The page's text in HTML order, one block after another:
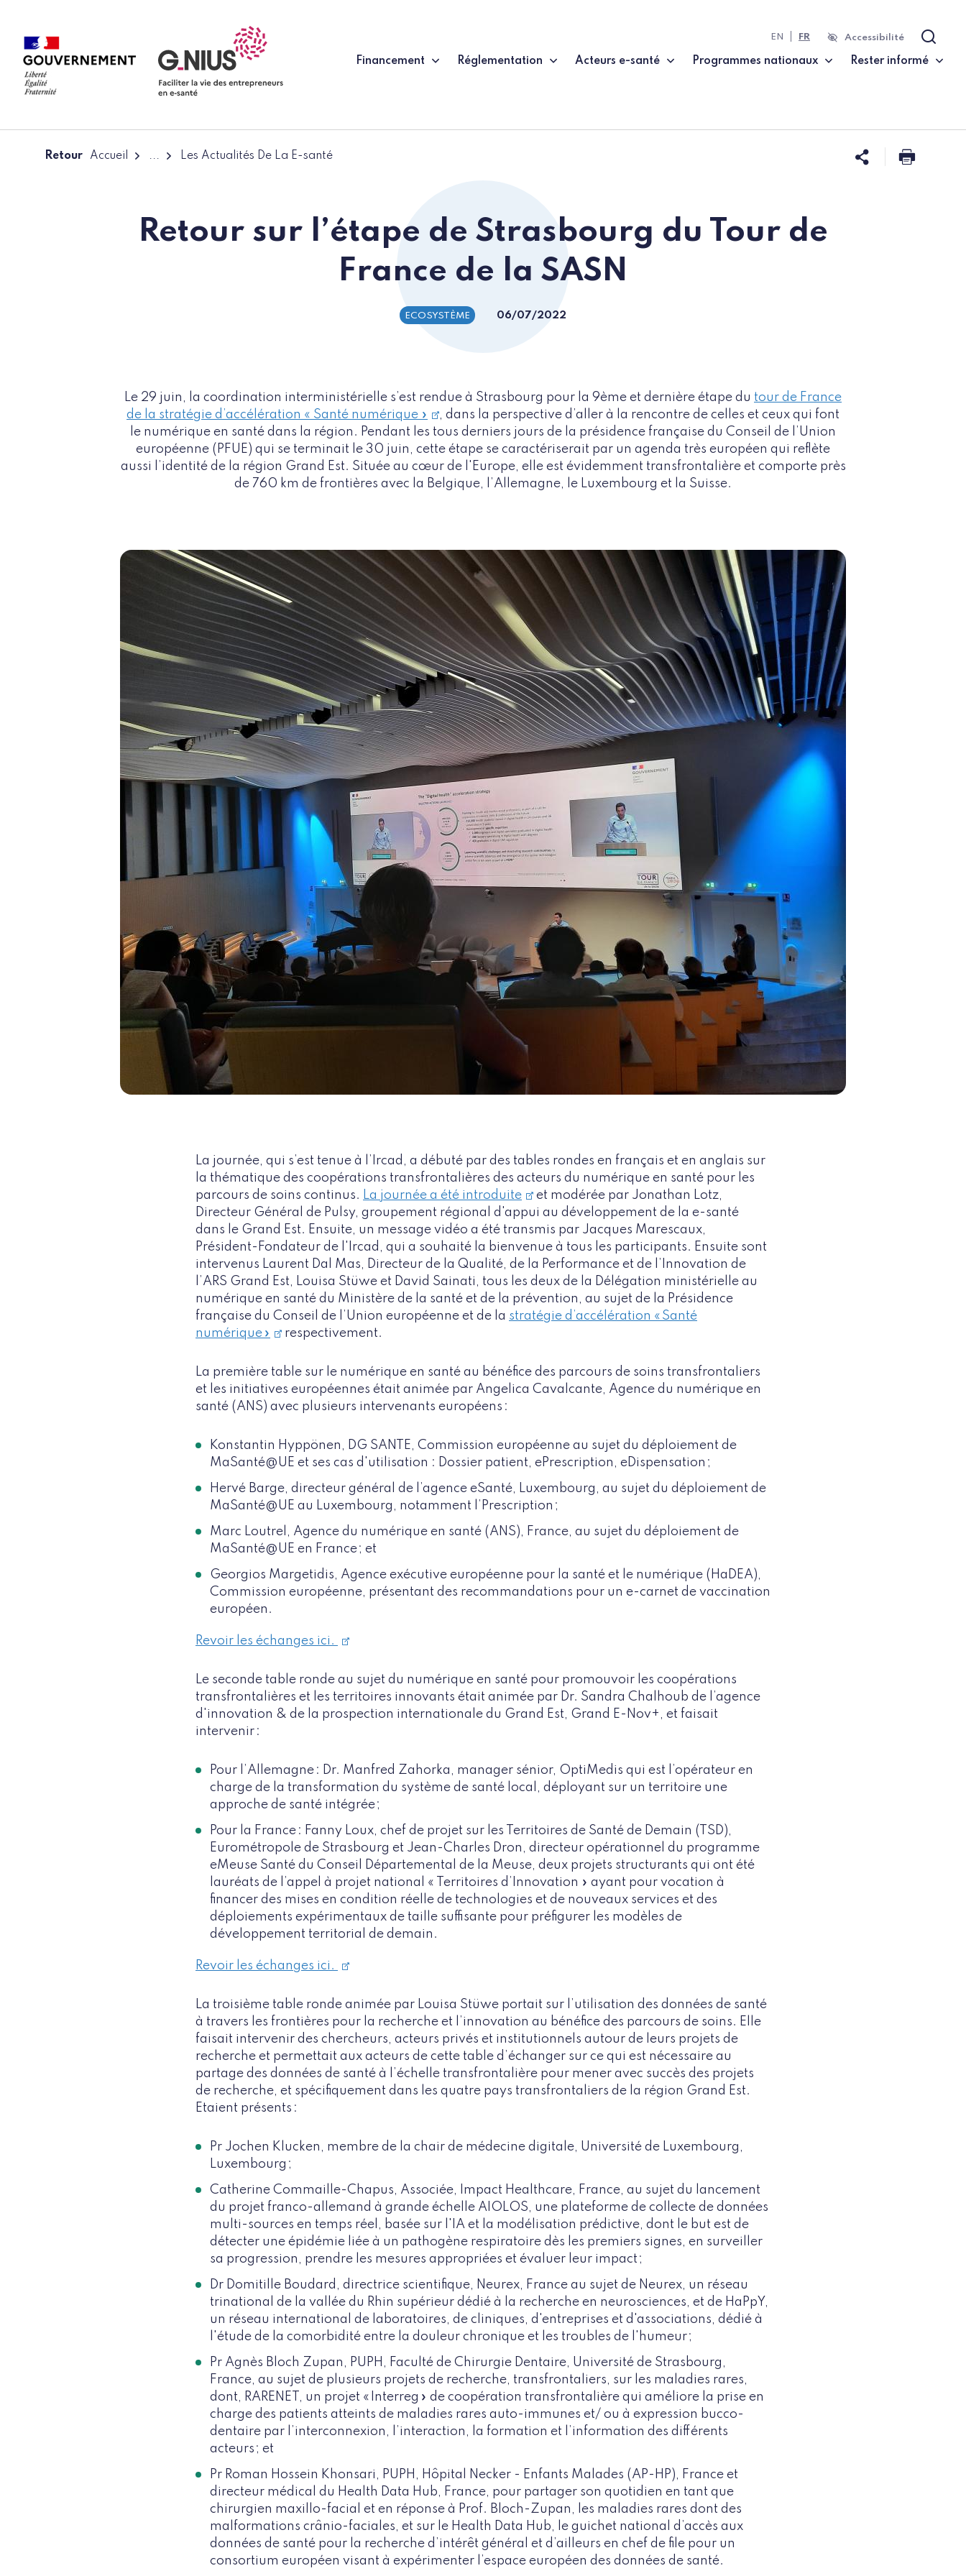
Financement Réglementation Acteurs e-santé Programmes nationaux Rester informé
EN FR Accessibilité
Retour Accueil ... Les Actualités De La E-santé Partager
Retour sur l’étape de Strasbourg du Tour de
France de la SASN
ECOSYSTÈME 06/07/2022
Le 29 juin, la coordination interministérielle s’est rendue à Strasbourg pour la 9ème et dernière étape du tour de France
de la stratégie d’accélération « Santé numérique »
, dans la perspective d’aller à la rencontre de celles et ceux qui font
le numérique en santé dans la région. Pendant les tous derniers jours de la présidence française du Conseil de l’Union
européenne (PFUE) qui se terminait le 30 juin, cette étape se caractériserait par un agenda très européen qui reflète
aussi l’identité de la région Grand Est. Située au cœur de l'Europe, elle est évidemment transfrontalière et comporte près
de 760 km de frontières avec la Belgique, l’Allemagne, le Luxembourg et la Suisse.
La journée, qui s’est tenue à l’Ircad, a débuté par des tables rondes en français et en anglais sur
la thématique des coopérations transfrontalières des acteurs du numérique en santé pour les
parcours de soins continus. La journée a été introduite
et modérée par Jonathan Lotz,
Directeur Général de Pulsy, groupement régional d'appui au développement de la e-santé
dans le Grand Est. Ensuite, un message vidéo a été transmis par Jacques Marescaux,
Président-Fondateur de l'Ircad, qui a souhaité la bienvenue à tous les participants. Ensuite sont
intervenus Laurent Dal Mas, Directeur de la Qualité, de la Performance et de l’Innovation de
l’ARS Grand Est, Louisa Stüwe et David Sainati, tous les deux de la Délégation ministérielle au
numérique en santé du Ministère de la santé et de la prévention, au sujet de la Présidence
française du Conseil de l’Union européenne et de la stratégie d’accélération « Santé
numérique »
respectivement.
La première table sur le numérique en santé au bénéfice des parcours de soins transfrontaliers
et les initiatives européennes était animée par Angelica Cavalcante, Agence du numérique en
santé (ANS) avec plusieurs intervenants européens :
Konstantin Hyppönen, DG SANTE, Commission européenne au sujet du déploiement de
MaSanté@UE et ses cas d'utilisation : Dossier patient, ePrescription, eDispensation ;
Hervé Barge, directeur général de l’agence eSanté, Luxembourg, au sujet du déploiement de
MaSanté@UE au Luxembourg, notamment l’Prescription ;
Marc Loutrel, Agence du numérique en santé (ANS), France, au sujet du déploiement de
MaSanté@UE en France ; et
Georgios Margetidis, Agence exécutive européenne pour la santé et le numérique (HaDEA),
Commission européenne, présentant des recommandations pour un e-carnet de vaccination
européen.
Revoir les échanges ici.
Le seconde table ronde au sujet du numérique en santé pour promouvoir les coopérations
transfrontalières et les territoires innovants était animée par Dr. Sandra Chalhoub de l’agence
d'innovation & de la prospection internationale du Grand Est, Grand E-Nov+, et faisait
intervenir :
Pour l’Allemagne : Dr. Manfred Zahorka, manager sénior, OptiMedis qui est l’opérateur en
charge de la transformation du système de santé local, déployant sur un territoire une
approche de santé intégrée ;
Pour la France : Fanny Loux, chef de projet sur les Territoires de Santé de Demain (TSD),
Eurométropole de Strasbourg et Jean-Charles Dron, directeur opérationnel du programme
eMeuse Santé du Conseil Départemental de la Meuse, deux projets structurants qui ont été
lauréats de l’appel à projet national « Territoires d’Innovation » ayant pour vocation à
financer des mises en condition réelle de technologies et de nouveaux services et des
déploiements expérimentaux de taille suffisante pour préfigurer les modèles de
développement territorial de demain.
Revoir les échanges ici.
La troisième table ronde animée par Louisa Stüwe portait sur l’utilisation des données de santé
à travers les frontières pour la recherche et l’innovation au bénéfice des parcours de soins. Elle
faisait intervenir des chercheurs, acteurs privés et institutionnels autour de leurs projets de
recherche et permettait aux acteurs de cette table d’échanger sur ce qui est nécessaire au
partage des données de santé à l’échelle transfrontalière pour mener avec succès des projets
de recherche, et spécifiquement dans les quatre pays transfrontaliers de la région Grand Est.
Etaient présents :
Pr Jochen Klucken, membre de la chair de médecine digitale, Université de Luxembourg,
Luxembourg ;
Catherine Commaille-Chapus, Associée, Impact Healthcare, France, au sujet du lancement
du projet franco-allemand à grande échelle AIOLOS, une plateforme de collecte de données
multi-sources en temps réel, basée sur l'IA et la modélisation prédictive, dont le but est de
détecter une épidémie liée à un pathogène respiratoire dès les premiers signes, en surveiller
sa progression, prendre les mesures appropriées et évaluer leur impact ;
Dr Domitille Boudard, directrice scientifique, Neurex, France au sujet de Neurex, un réseau
trinational de la vallée du Rhin supérieur dédié à la recherche en neurosciences, et de HaPpY,
un réseau international de laboratoires, de cliniques, d'entreprises et d'associations, dédié à
l'étude de la comorbidité entre la douleur chronique et les troubles de l'humeur ;
Pr Agnès Bloch Zupan, PUPH, Faculté de Chirurgie Dentaire, Université de Strasbourg,
France, au sujet de plusieurs projets de recherche, transfrontaliers, sur les maladies rares,
dont, RARENET, un projet « Interreg » de coopération transfrontalière qui améliore la prise en
charge des patients atteints de maladies rares auto-immunes et/ ou à expression bucco-
dentaire par l’interconnexion, l’interaction, la formation et l’information des différents
acteurs ; et
Pr Roman Hossein Khonsari, PUPH, Hôpital Necker - Enfants Malades (AP-HP), France et
directeur médical du Health Data Hub, France, pour partager son quotidien en tant que
chirurgien maxillo-facial et en réponse à Prof. Bloch-Zupan, les maladies rares dont des
malformations crânio-faciales, et sur le Health Data Hub, le guichet national d’accès aux
données de santé pour la recherche d’intérêt général et d’ailleurs en chef de file pour un
consortium européen visant à expérimenter l’espace européen des données de santé.